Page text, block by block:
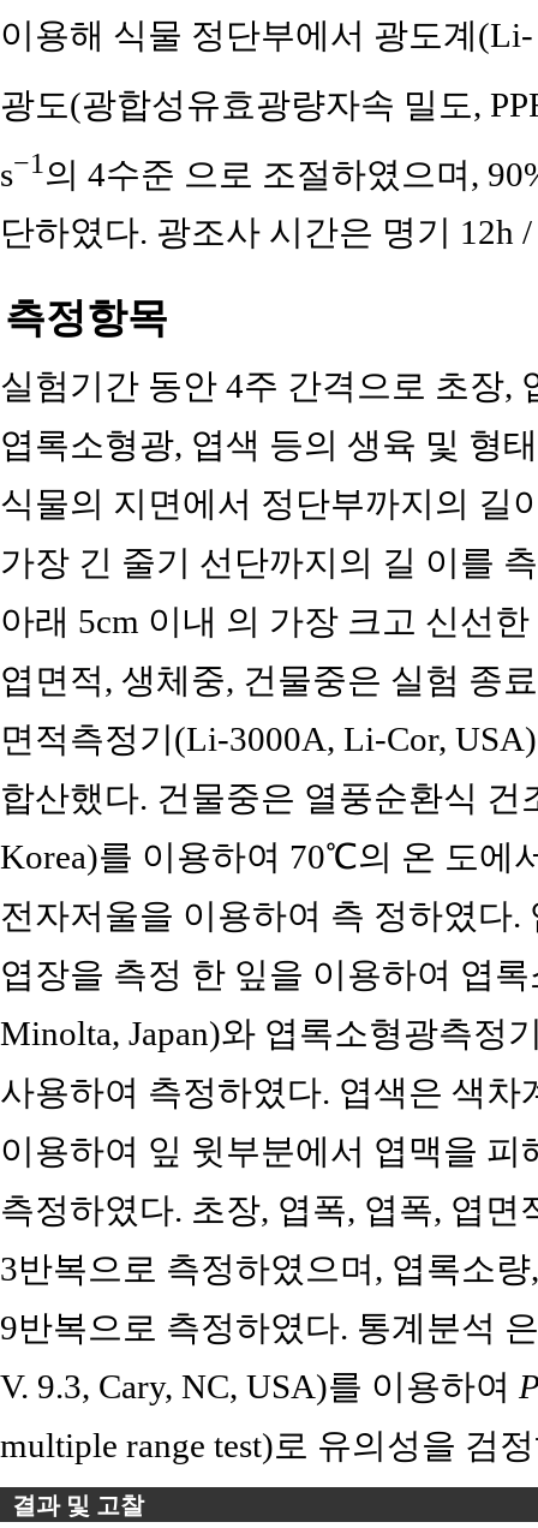
이용해 식물 정단부에서 광도계
광도(광합성유효광량자속 밀도,
s−1 의 4수준 으로 조절하였으며,
단하였다. 광조사 시간은 명기 12h
측정항목
실험기간 동안 4주 간격으로 초장,
엽록소형광, 엽색 등의 생육 및 형
식물의 지면에서 정단부까지의 길
가장 긴 줄기 선단까지의 길 이를
아래 5cm 이내 의 가장 크고 신선
엽면적, 생체중, 건물중은 실험 종
면적측정기(Li-3000A, Li-Cor,
합산했다. 건물중은 열풍순환식 건
Korea)를 이용하여 70℃의 온 도에
전자저울을 이용하여 측 정하였다
엽장을 측정 한 잎을 이용하여 엽록
Minolta, Japan)와 엽록소형광측정
사용하여 측정하였다. 엽색은 색차
이용하여 잎 윗부분에서 엽맥을 피
측정하였다. 초장, 엽폭, 엽폭, 엽
3반복으로 측정하였으며, 엽록소
9반복으로 측정하였다. 통계분석
V. 9.3, Cary, NC, USA)를 이용하여
multiple range test)로 유의성을 검
결과 및 고찰